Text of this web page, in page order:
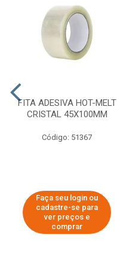
FITA ADESIVA HOT-MELT
CRISTAL 45X100MM
Código: 51367
Faça seu login ou
cadastre-se para
ver preços e
comprar